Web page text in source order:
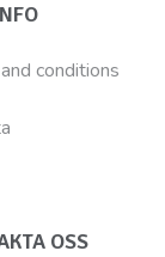
conditions
OSS